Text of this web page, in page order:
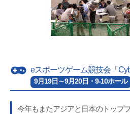
eスポーツゲーム競技会「
9月19日～9月20日・9-10ホール
今年もまたアジアと日本のトップ